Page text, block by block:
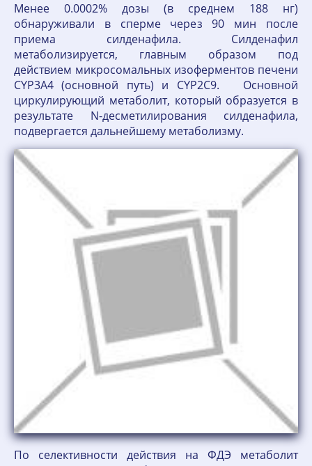
Менее 0.0002% дозы (в среднем 188 нг)
обнаруживали в сперме через 90 мин после
приема силденафила. Силденафил
метаболизируется, главным образом под
действием микросомальных изоферментов печени
CYP3A4 (основной путь) и CYP2C9. Основной
циркулирующий метаболит, который образуется в
результате N-десметилирования силденафила,
подвергается дальнейшему метаболизму.
По селективности действия на ФДЭ метаболит